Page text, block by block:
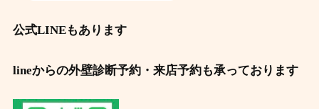
公式LINEもあります
lineからの外壁診断予約・来店予約も承っております